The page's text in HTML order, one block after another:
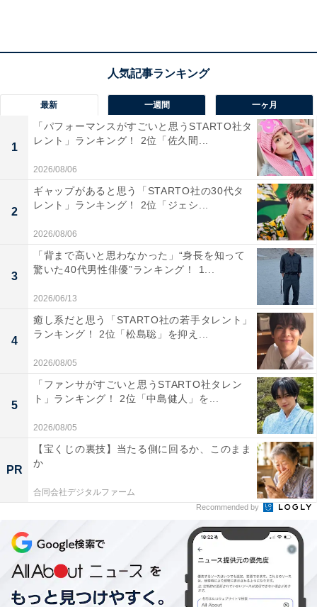
第3位（同率）：『ふたりはプリキュア Splash
Star』49票
もう1つの3位ランクインは、シリーズ3作目の『ふたり
はプリキュア Splash Star』。元気で明るい日向咲（ひゅ
「どのプリキュアもキラキラして魅力的なため。変身前
の姿も好きだから（30代女性）」や「敵が仲間になるの
が新鮮だったから（20代）」などのコメントが集まりま
した。
最新 一週間 一ヶ月
1
「パフォーマンスがすごいと思うSTARTO社タ
レント」ランキング！ 2位「佐久間...
2026/08/06
2
ギャップがあると思う「STARTO社の30代タ
レント」ランキング！ 2位「ジェシ...
2026/08/06
3
「背まで高いと思わなかった」“身長を知って
驚いた40代男性俳優”ランキング！ 1...
2026/06/13
4
癒し系だと思う「STARTO社の若手タレント」
ランキング！ 2位「松島聡」を抑え...
2026/08/05
5
「ファンサがすごいと思うSTARTO社タレン
ト」ランキング！ 2位「中島健人」を...
2026/08/05
PR
【宝くじの裏技】当たる側に回るか、このまま
か
合同会社デジタルファーム
Recommended by